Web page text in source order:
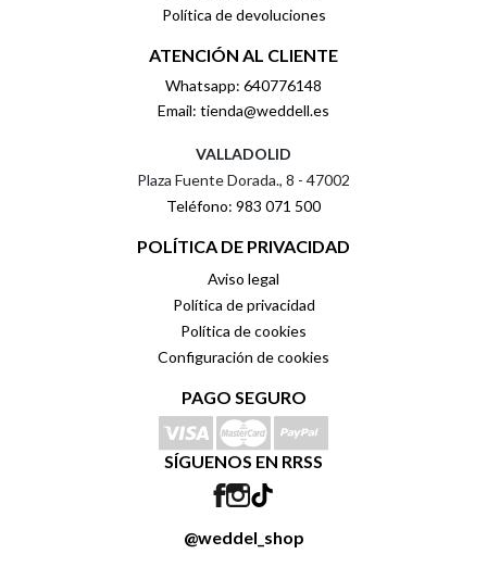
Política de devoluciones
ATENCIÓN AL CLIENTE
Whatsapp: 640776148
Email: tienda@weddell.es
VALLADOLID
Plaza Fuente Dorada., 8 - 47002
Teléfono: 983 071 500
POLÍTICA DE PRIVACIDAD
Aviso legal
Política de privacidad
Política de cookies
Configuración de cookies
PAGO SEGURO
SÍGUENOS EN RRSS
@weddel_shop